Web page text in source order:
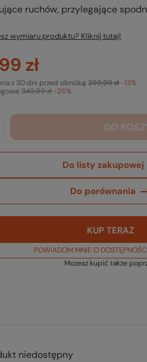
ruchów, przylegające
wymiaru produktu? Kliknij tutaj!
zł
349,99 zł -26%
z 30 dni przed obniżką:299,99 zł -13%
DO
Do listy zakupowej
Do porównania
KUP TERAZ
POWIADOM MNIE O
Możesz kupić także
niedostępny